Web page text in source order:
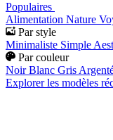
Populaires
Alimentation Nature
Par style
Minimaliste Simple
Par couleur
Noir Blanc Gris
Explorer les modèles